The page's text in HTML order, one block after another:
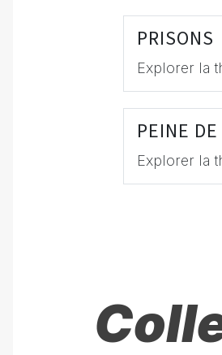
PRISONS
Explorer la
PEINE
Explorer la